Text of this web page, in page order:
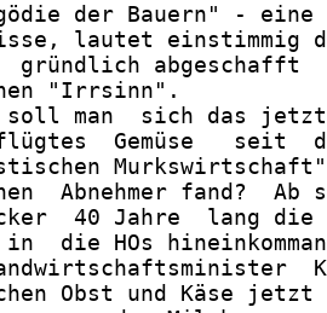
der Bauern" -
lautet einstimmig
gründlich abgeschafft
"Irrsinn".
man  sich das
Gemüse   seit
Abnehmer fand?  Ab
40 Jahre  lang
die HOs
Obst und Käse jetzt